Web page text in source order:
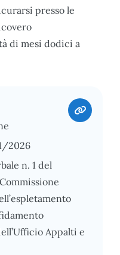
presso le
di mesi dodici a
2026
n. 1 del
Appalti e